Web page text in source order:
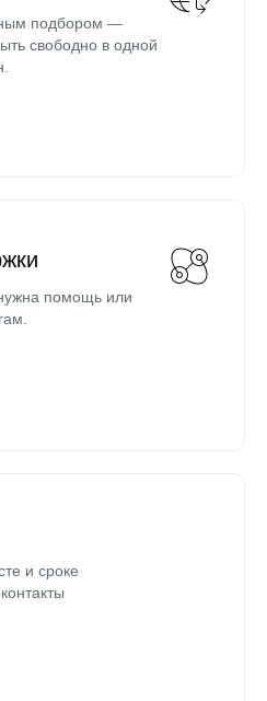
подбором —
свободно в одной
помощь или
и сроке